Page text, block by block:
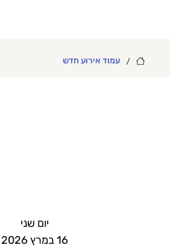
/ עמוד אירוע חדש
יום שני
16 במרץ 2026